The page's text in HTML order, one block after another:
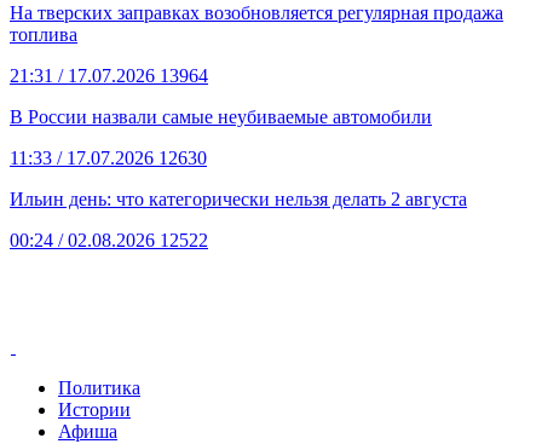
На тверских заправках возобновляется регулярная продажа
топлива
21:31 / 17.07.2026 13964
В России назвали самые неубиваемые автомобили
11:33 / 17.07.2026 12630
Ильин день: что категорически нельзя делать 2 августа
00:24 / 02.08.2026 12522
Политика
Истории
Афиша